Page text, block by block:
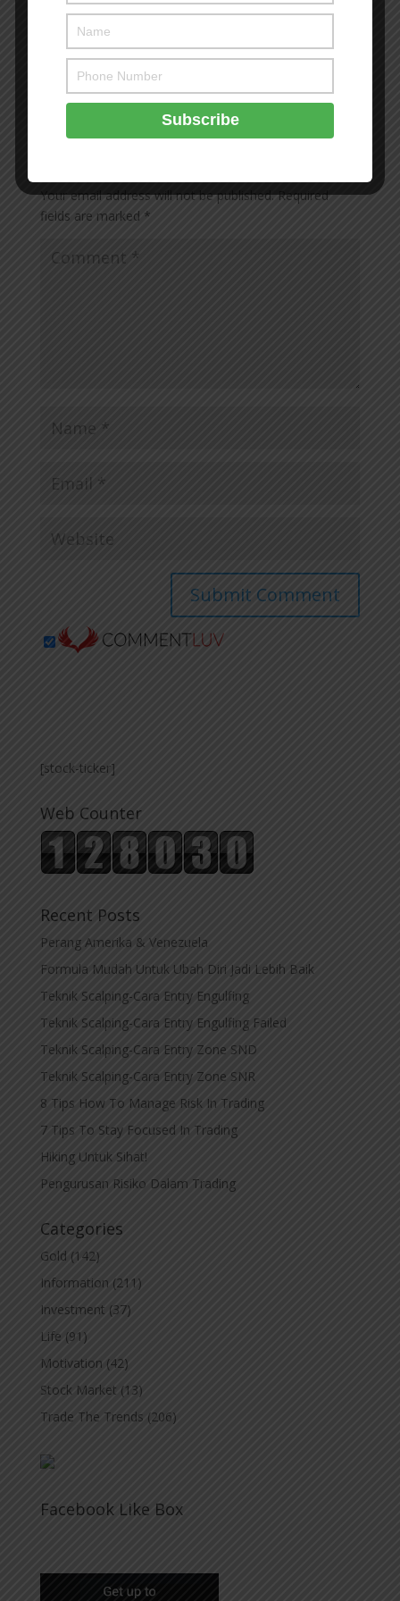
sila klikSINI!
Your email address will not be published. Required
fields are marked *
[stock-ticker]
Web Counter
Recent Posts
Perang Amerika & Venezuela
Formula Mudah Untuk Ubah Diri Jadi Lebih Baik
Teknik Scalping-Cara Entry Engulfing
Teknik Scalping-Cara Entry Engulfing Failed
Teknik Scalping-Cara Entry Zone SND
Teknik Scalping-Cara Entry Zone SNR
8 Tips How To Manage Risk In Trading
7 Tips To Stay Focused In Trading
Hiking Untuk Sihat!
Pengurusan Risiko Dalam Trading
Categories
Gold (142)
Information (211)
Investment (37)
Life (91)
Motivation (42)
Stock Market (13)
Trade The Trends (206)
Facebook Like Box